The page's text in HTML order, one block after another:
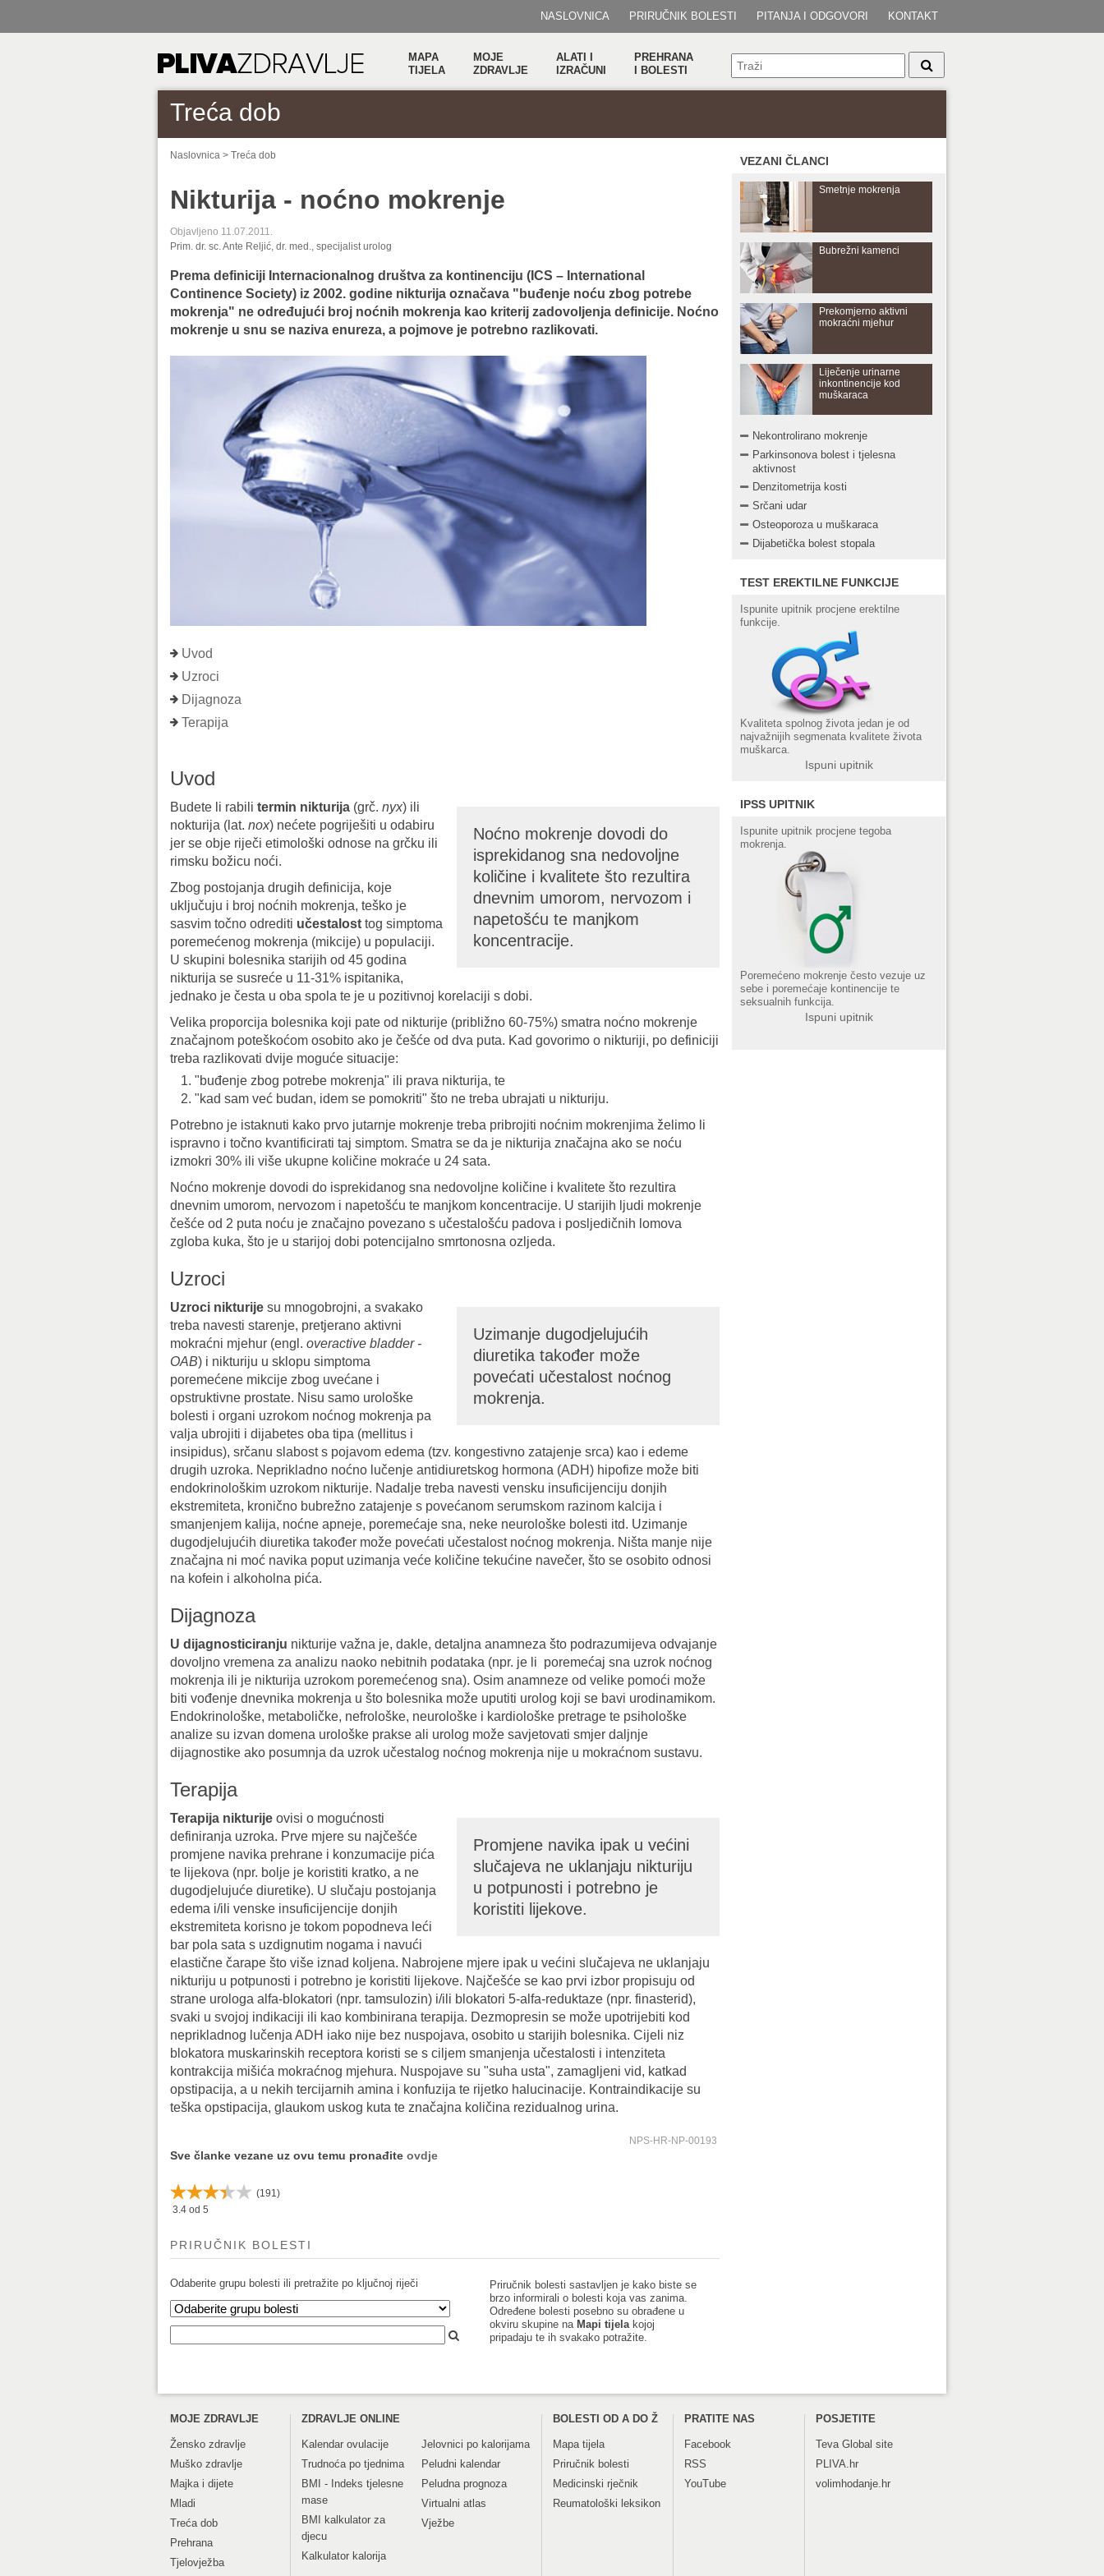
NASLOVNICA PRIRUČNIK BOLESTI PITANJA I ODGOVORI KONTAKT
MAPA
TIJELA
MOJE
ZDRAVLJE
ALATI I
IZRAČUNI
PREHRANA
I BOLESTI
Treća dob
Naslovnica > Treća dob
Nikturija - noćno mokrenje
Objavljeno 11.07.2011.
Prim. dr. sc. Ante Reljić, dr. med., specijalist urolog
Prema definiciji Internacionalnog društva za kontinenciju (ICS – International
Continence Society) iz 2002. godine nikturija označava "buđenje noću zbog potrebe
mokrenja" ne određujući broj noćnih mokrenja kao kriterij zadovoljenja definicije. Noćno
mokrenje u snu se naziva enureza, a pojmove je potrebno razlikovati.
Uvod
Uzroci
Dijagnoza
Terapija
Uvod
Noćno mokrenje dovodi do
isprekidanog sna nedovoljne
količine i kvalitete što rezultira
dnevnim umorom, nervozom i
napetošću te manjkom
koncentracije.
Budete li rabili termin nikturija (grč. nyx) ili
nokturija (lat. nox) nećete pogriješiti u odabiru
jer se obje riječi etimološki odnose na grčku ili
rimsku božicu noći.
Zbog postojanja drugih definicija, koje
uključuju i broj noćnih mokrenja, teško je
sasvim točno odrediti učestalost tog simptoma
poremećenog mokrenja (mikcije) u populaciji.
U skupini bolesnika starijih od 45 godina
nikturija se susreće u 11-31% ispitanika,
jednako je česta u oba spola te je u pozitivnoj korelaciji s dobi.
Velika proporcija bolesnika koji pate od nikturije (približno 60-75%) smatra noćno mokrenje
značajnom poteškoćom osobito ako je češće od dva puta. Kad govorimo o nikturiji, po definiciji
treba razlikovati dvije moguće situacije:
"buđenje zbog potrebe mokrenja" ili prava nikturija, te
"kad sam već budan, idem se pomokriti" što ne treba ubrajati u nikturiju.
Potrebno je istaknuti kako prvo jutarnje mokrenje treba pribrojiti noćnim mokrenjima želimo li
ispravno i točno kvantificirati taj simptom. Smatra se da je nikturija značajna ako se noću
izmokri 30% ili više ukupne količine mokraće u 24 sata.
Noćno mokrenje dovodi do isprekidanog sna nedovoljne količine i kvalitete što rezultira
dnevnim umorom, nervozom i napetošću te manjkom koncentracije. U starijih ljudi mokrenje
češće od 2 puta noću je značajno povezano s učestalošću padova i posljedičnih lomova
zgloba kuka, što je u starijoj dobi potencijalno smrtonosna ozljeda.
Uzroci
Uzimanje dugodjelujućih
diuretika također može
povećati učestalost noćnog
mokrenja.
Uzroci nikturije su mnogobrojni, a svakako
treba navesti starenje, pretjerano aktivni
mokraćni mjehur (engl. overactive bladder -
OAB) i nikturiju u sklopu simptoma
poremećene mikcije zbog uvećane i
opstruktivne prostate. Nisu samo urološke
bolesti i organi uzrokom noćnog mokrenja pa
valja ubrojiti i dijabetes oba tipa (mellitus i
insipidus), srčanu slabost s pojavom edema (tzv. kongestivno zatajenje srca) kao i edeme
drugih uzroka. Neprikladno noćno lučenje antidiuretskog hormona (ADH) hipofize može biti
endokrinološkim uzrokom nikturije. Nadalje treba navesti vensku insuficijenciju donjih
ekstremiteta, kronično bubrežno zatajenje s povećanom serumskom razinom kalcija i
smanjenjem kalija, noćne apneje, poremećaje sna, neke neurološke bolesti itd. Uzimanje
dugodjelujućih diuretika također može povećati učestalost noćnog mokrenja. Ništa manje nije
značajna ni moć navika poput uzimanja veće količine tekućine navečer, što se osobito odnosi
na kofein i alkoholna pića.
Dijagnoza
U dijagnosticiranju nikturije važna je, dakle, detaljna anamneza što podrazumijeva odvajanje
dovoljno vremena za analizu naoko nebitnih podataka (npr. je li poremećaj sna uzrok noćnog
mokrenja ili je nikturija uzrokom poremećenog sna). Osim anamneze od velike pomoći može
biti vođenje dnevnika mokrenja u što bolesnika može uputiti urolog koji se bavi urodinamikom.
Endokrinološke, metaboličke, nefrološke, neurološke i kardiološke pretrage te psihološke
analize su izvan domena urološke prakse ali urolog može savjetovati smjer daljnje
dijagnostike ako posumnja da uzrok učestalog noćnog mokrenja nije u mokraćnom sustavu.
Terapija
Promjene navika ipak u većini
slučajeva ne uklanjaju nikturiju
u potpunosti i potrebno je
koristiti lijekove.
Terapija nikturije ovisi o mogućnosti
definiranja uzroka. Prve mjere su najčešće
promjene navika prehrane i konzumacije pića
te lijekova (npr. bolje je koristiti kratko, a ne
dugodjelujuće diuretike). U slučaju postojanja
edema i/ili venske insuficijencije donjih
ekstremiteta korisno je tokom popodneva leći
bar pola sata s uzdignutim nogama i navući
elastične čarape što više iznad koljena. Nabrojene mjere ipak u većini slučajeva ne uklanjaju
nikturiju u potpunosti i potrebno je koristiti lijekove. Najčešće se kao prvi izbor propisuju od
strane urologa alfa-blokatori (npr. tamsulozin) i/ili blokatori 5-alfa-reduktaze (npr. finasterid),
svaki u svojoj indikaciji ili kao kombinirana terapija. Dezmopresin se može upotrijebiti kod
neprikladnog lučenja ADH iako nije bez nuspojava, osobito u starijih bolesnika. Cijeli niz
blokatora muskarinskih receptora koristi se s ciljem smanjenja učestalosti i intenziteta
kontrakcija mišića mokraćnog mjehura. Nuspojave su "suha usta", zamagljeni vid, katkad
opstipacija, a u nekih tercijarnih amina i konfuzija te rijetko halucinacije. Kontraindikacije su
teška opstipacija, glaukom uskog kuta te značajna količina rezidualnog urina.
NPS-HR-NP-00193
Sve članke vezane uz ovu temu pronađite ovdje
(191)
3.4 od 5
PRIRUČNIK BOLESTI
Odaberite grupu bolesti ili pretražite po ključnoj riječi
Priručnik bolesti sastavljen je kako biste se
brzo informirali o bolesti koja vas zanima.
Određene bolesti posebno su obrađene u
okviru skupine na Mapi tijelakojoj
pripadaju te ih svakako potražite.
VEZANI ČLANCI
Smetnje mokrenja
Bubrežni kamenci
Prekomjerno aktivni
mokraćni mjehur
Liječenje urinarne
inkontinencije kod
muškaraca
Nekontrolirano mokrenje
Parkinsonova bolest i tjelesna
aktivnost
Denzitometrija kosti
Srčani udar
Osteoporoza u muškaraca
Dijabetička bolest stopala
TEST EREKTILNE FUNKCIJE
Ispunite upitnik procjene erektilne
funkcije.
Kvaliteta spolnog života jedan je od
najvažnijih segmenata kvalitete života
muškarca.
Ispuni upitnik
IPSS UPITNIK
Ispunite upitnik procjene tegoba
mokrenja.
Poremećeno mokrenje često vezuje uz
sebe i poremećaje kontinencije te
seksualnih funkcija.
Ispuni upitnik
MOJE ZDRAVLJE
Žensko zdravlje
Muško zdravlje
Majka i dijete
Mladi
Treća dob
Prehrana
Tjelovježba
ZDRAVLJE ONLINE
Kalendar ovulacije
Trudnoća po tjednima
BMI - Indeks tjelesne
mase
BMI kalkulator za
djecu
Kalkulator kalorija
Jelovnici po kalorijama
Peludni kalendar
Peludna prognoza
Virtualni atlas
Vježbe
BOLESTI OD A DO Ž
Mapa tijela
Priručnik bolesti
Medicinski rječnik
Reumatološki leksikon
PRATITE NAS
Facebook
RSS
YouTube
POSJETITE
TevaGlobal site
PLIVA.hr
volimhodanje.hr